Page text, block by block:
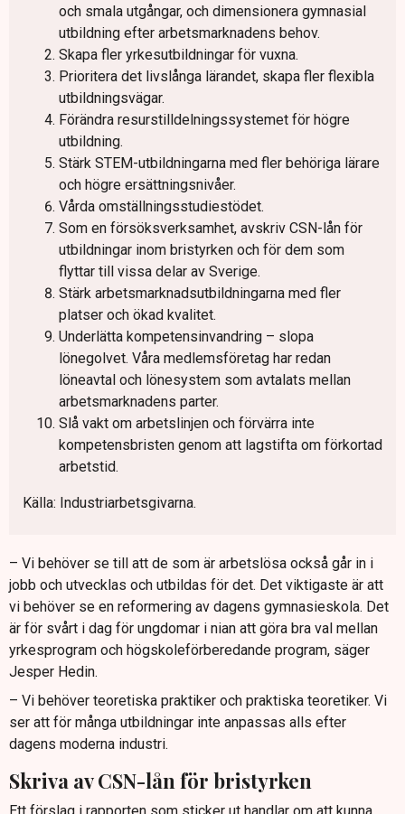
och smala utgångar, och dimensionera gymnasial
utbildning efter arbetsmarknadens behov.
Skapa fler yrkesutbildningar för vuxna.
Prioritera det livslånga lärandet, skapa fler flexibla
utbildningsvägar.
Förändra resurstilldelningssystemet för högre
utbildning.
Stärk STEM-utbildningarna med fler behöriga lärare
och högre ersättningsnivåer.
Vårda omställningsstudiestödet.
Som en försöksverksamhet, avskriv CSN-lån för
utbildningar inom bristyrken och för dem som
flyttar till vissa delar av Sverige.
Stärk arbetsmarknadsutbildningarna med fler
platser och ökad kvalitet.
Underlätta kompetensinvandring – slopa
lönegolvet. Våra medlemsföretag har redan
löneavtal och lönesystem som avtalats mellan
arbetsmarknadens parter.
Slå vakt om arbetslinjen och förvärra inte
kompetensbristen genom att lagstifta om förkortad
arbetstid.
Källa: Industriarbetsgivarna.
– Vi behöver se till att de som är arbetslösa också går in i
jobb och utvecklas och utbildas för det. Det viktigaste är att
vi behöver se en reformering av dagens gymnasieskola. Det
är för svårt i dag för ungdomar i nian att göra bra val mellan
yrkesprogram och högskoleförberedande program, säger
Jesper Hedin.
– Vi behöver teoretiska praktiker och praktiska teoretiker. Vi
ser att för många utbildningar inte anpassas alls efter
dagens moderna industri.
Skriva av CSN-lån för bristyrken